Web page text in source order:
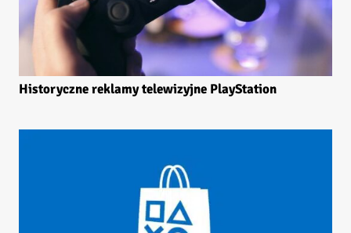
Historyczne reklamy telewizyjne PlayStation